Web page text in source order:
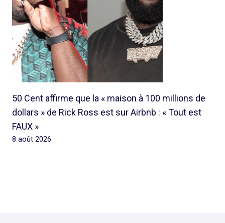
50 Cent affirme que la « maison à 100 millions de
dollars » de Rick Ross est sur Airbnb : « Tout est
FAUX »
8 août 2026